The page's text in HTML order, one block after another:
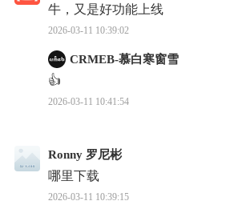
牛，又是好功能上线
2026-03-11 10:39:02
CRMEB-慕白寒窗雪
👍
2026-03-11 10:41:54
Ronny 罗尼彬
哪里下载
2026-03-11 10:39:15